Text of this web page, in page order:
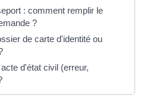
: comment remplir le
?
de carte d'identité ou
d'état civil (erreur,